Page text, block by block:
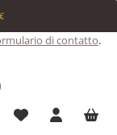
di contatto.
Hai 0 articoli